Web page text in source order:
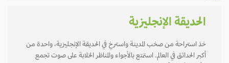
الحديقة الإنجليزية
خذ استراحة من صخب المدينة واسترخِ في الحديقة الإنجليزية، واحدة من
أكبر الحدائق في العالم. استمتع بالأجواء والمناظر الخلابة على صوت تجمع